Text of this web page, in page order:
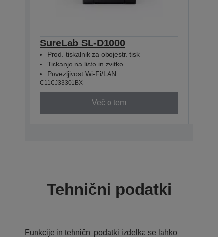
SureLab SL-D1000
Prod. tiskalnik za obojestr. tisk
Tiskanje na liste in zvitke
Povezljivost Wi-Fi/LAN
C11CJ33301BX
Več o tem
Tehnični podatki
Funkcije in tehnični podatki izdelka se lahko